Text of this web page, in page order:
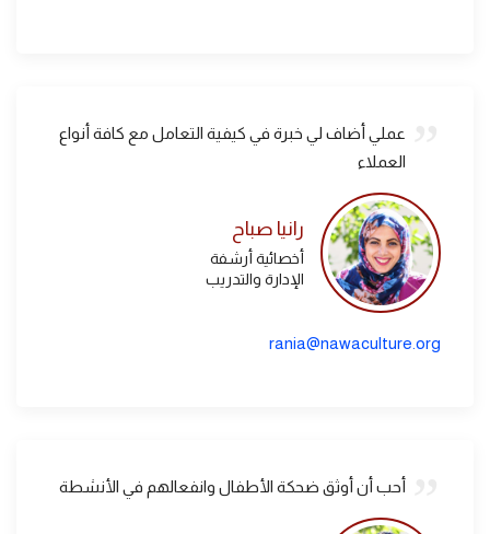
عملي أضاف لي خبرة في كيفية التعامل مع كافة أنواع
العملاء
رانيا صباح
أخصائية أرشفة
الإدارة والتدريب
rania@nawaculture.org
أحب أن أوثق ضحكة الأطفال وانفعالهم في الأنشطة